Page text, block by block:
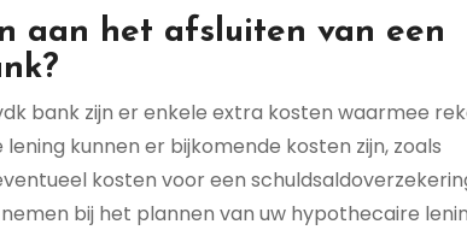
aan het afsluiten van een
bank zijn er enkele extra kosten waarmee
kunnen er bijkomende kosten zijn, zoals
kosten voor een
bij het plannen van uw hypothecaire